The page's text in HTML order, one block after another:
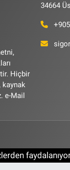
Hiçbir
kaynak
e-Mail
34664